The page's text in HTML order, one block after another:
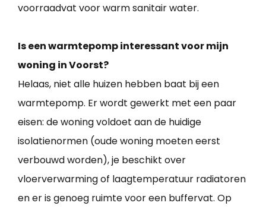
voorraadvat voor warm sanitair water.
Is een warmtepomp interessant voor mijn
woning in Voorst?
Helaas, niet alle huizen hebben baat bij een
warmtepomp. Er wordt gewerkt met een paar
eisen: de woning voldoet aan de huidige
isolatienormen (oude woning moeten eerst
verbouwd worden), je beschikt over
vloerverwarming of laagtemperatuur radiatoren
en er is genoeg ruimte voor een buffervat. Op